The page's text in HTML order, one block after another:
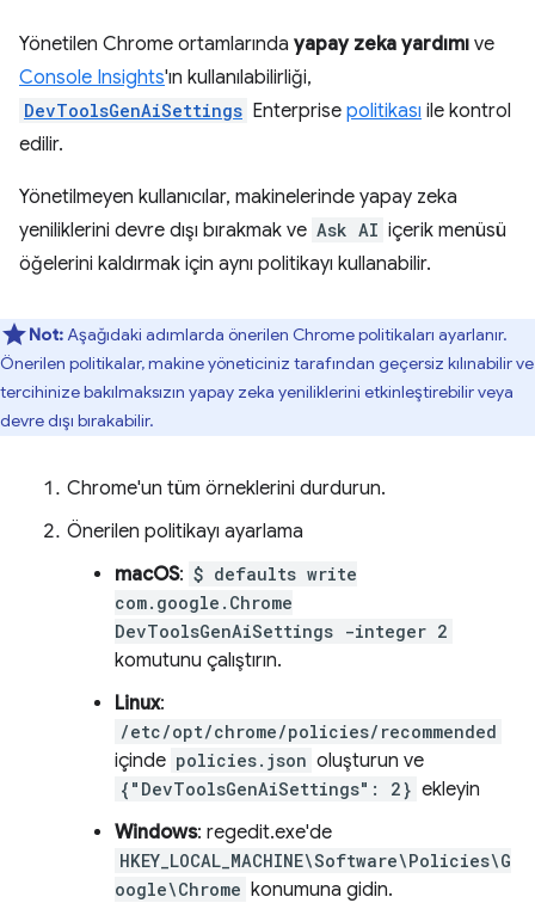
Yönetilen Chrome ortamlarında yapay zeka yardımı ve
Console Insights'ın kullanılabilirliği,
DevToolsGenAiSettings Enterprise politikası ile kontrol
edilir.
Yönetilmeyen kullanıcılar, makinelerinde yapay zeka
yeniliklerini devre dışı bırakmak ve Ask AI içerik menüsü
öğelerini kaldırmak için aynı politikayı kullanabilir.
Not:Aşağıdaki adımlarda önerilen Chrome politikaları ayarlanır.
Önerilen politikalar, makine yöneticiniz tarafından geçersiz kılınabilir ve
tercihinize bakılmaksızın yapay zeka yeniliklerini etkinleştirebilir veya
devre dışı bırakabilir.
Chrome'un tüm örneklerini durdurun.
Önerilen politikayı ayarlama
macOS: $ defaults write
com.google.Chrome
DevToolsGenAiSettings -integer 2
komutunu çalıştırın.
Linux:
/etc/opt/chrome/policies/recommended
içinde policies.json oluşturun ve
{"DevToolsGenAiSettings": 2} ekleyin
Windows: regedit.exe'de
HKEY_LOCAL_MACHINE\Software\Policies\G
oogle\Chrome konumuna gidin.